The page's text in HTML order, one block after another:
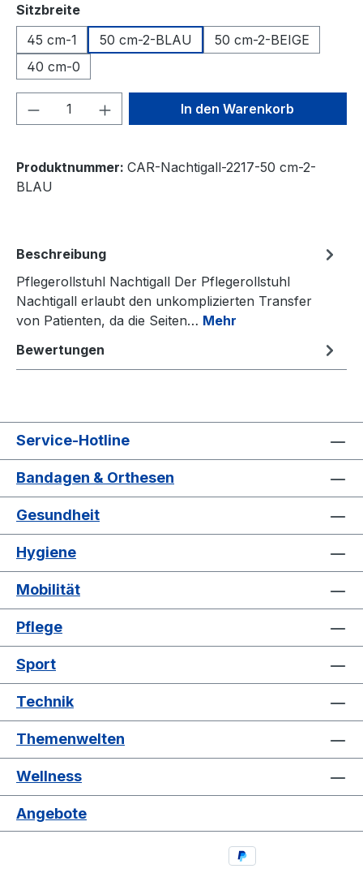
Sitzbreiteauswählen
45 cm-1
50 cm-2-BLAU
50 cm-2-BEIGE
40 cm-0
Produkt Anzahl: Gib denIn den Warenkorb
Produktnummer: CAR-Nachtigall-2217-50 cm-2-
BLAU
Beschreibung
Pflegerollstuhl Nachtigall Der Pflegerollstuhl
Nachtigall erlaubt den unkomplizierten Transfer
von Patienten, da die Seiten… Mehr
Bewertungen
Service-Hotline
Bandagen & Orthesen
Gesundheit
Hygiene
Mobilität
Pflege
Sport
Technik
Themenwelten
Wellness
Angebote